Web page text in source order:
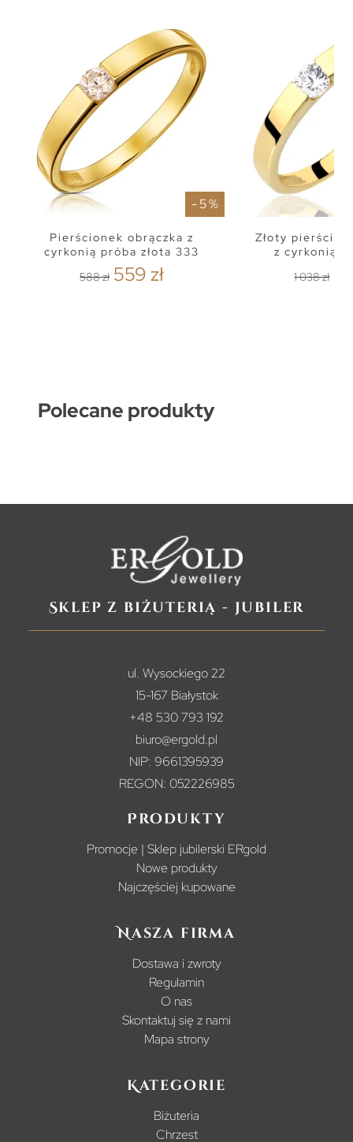
- 5 %
Pierścionek obrączka z
cyrkonią próba złota 333
588 zł 559 zł
Złoty
z cyrkonią
1 038 zł
Polecane produkty
Sklep z biżuterią - jubiler
ul. Wysockiego 22
15-167 Białystok
+48 530 793 192
biuro@ergold.pl
NIP: 9661395939
REGON: 052226985
Produkty
Promocje | Sklep jubilerski ERgold
Nowe produkty
Najczęściej kupowane
Nasza firma
Dostawa i zwroty
Regulamin
O nas
Skontaktuj się z nami
Mapa strony
Kategorie
Biżuteria
Chrzest